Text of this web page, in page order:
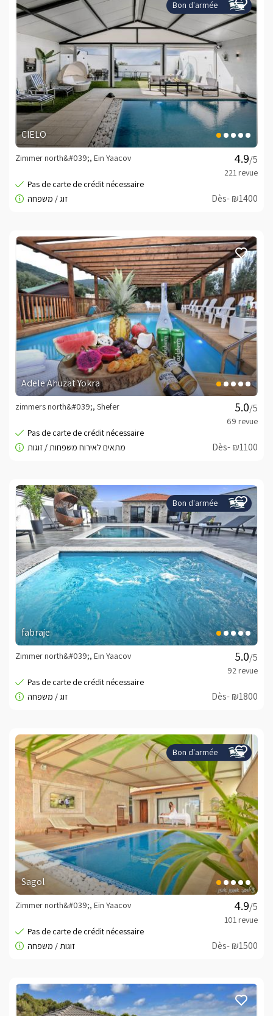
Bon d'armée
CIELO
/5
Zimmer north&#039;, Ein Yaacov
Dès- ₪1400
Adele Ahuzat Yokra
/5
zimmers north&#039;, Shefer
Dès- ₪1100
Bon d'armée
fabraje
/5
Zimmer north&#039;, Ein Yaacov
Dès- ₪1800
Bon d'armée
Sagol
/5
Zimmer north&#039;, Ein Yaacov
Dès- ₪1500